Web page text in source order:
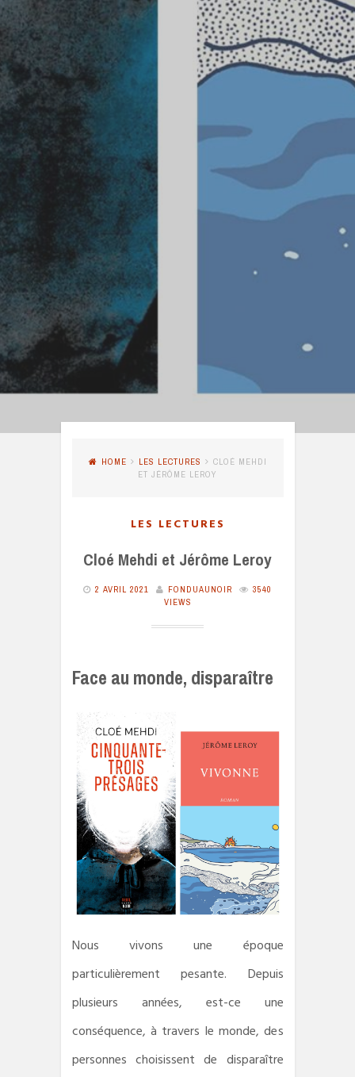
HOME LES LECTURES
CLOÉ MEHDI
ET JÉRÔME LEROY
LES LECTURES
Cloé Mehdi et Jérôme Leroy
2 AVRIL 2021 FONDUAUNOIR
3540
VIEWS
Face au monde, disparaître
Nous vivons une époque
particulièrement pesante. Depuis
plusieurs années, est-ce une
conséquence, à travers le monde, des
personnes choisissent de disparaître